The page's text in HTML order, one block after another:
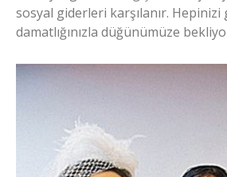
sosyal giderleri karşılanır. Hepinizi
damatlığınızla düğünümüze